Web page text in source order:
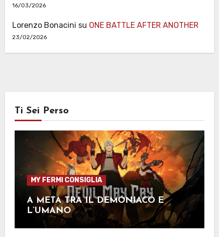
16/03/2026
Lorenzo Bonacini su ONE BATTLE AFTER ANOTHER
23/02/2026
Ti Sei Perso
MY FERMI CONSIGLIA
A METÀ TRA IL DEMONIACO E
L’UMANO